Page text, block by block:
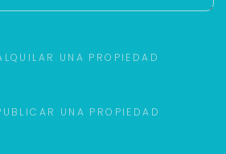
UNA PROPIEDAD
UNA PROPIEDAD